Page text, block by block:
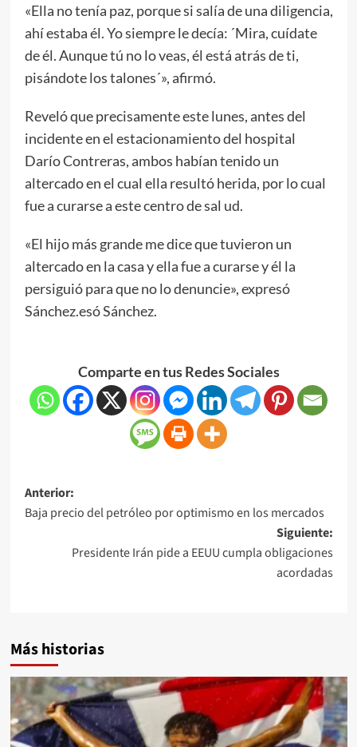
«Ella no tenía paz, porque si salía de una diligencia,
ahí estaba él. Yo siempre le decía: ´Mira, cuídate
de él. Aunque tú no lo veas, él está atrás de ti,
pisándote los talones´», afirmó.
Reveló que precisamente este lunes, antes del
incidente en el estacionamiento del hospital
Darío Contreras, ambos habían tenido un
altercado en el cual ella resultó herida, por lo cual
fue a curarse a este centro de sal ud.
«El hijo más grande me dice que tuvieron un
altercado en la casa y ella fue a curarse y él la
persiguió para que no lo denuncie», expresó
Sánchez.esó Sánchez.
Comparte en tus Redes Sociales
Anterior:
Baja precio del petróleo por optimismo en los mercados
Siguiente:
Presidente Irán pide a EEUU cumpla obligaciones
acordadas
Más historias